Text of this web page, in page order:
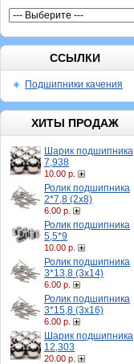
ССЫЛКИ
Подшипники качения
ХИТЫ ПРОДАЖ
Шарик подшипника
7,938
10.00 р.
Ролик подшипника
2*7,8 (2х8)
6.00 р.
Ролик подшипника
5,5*9
10.00 р.
Ролик подшипника
3*13,8 (3х14)
6.00 р.
Ролик подшипника
3*15,8 (3х16)
6.00 р.
Шарик подшипника
12,303
20.00 р.